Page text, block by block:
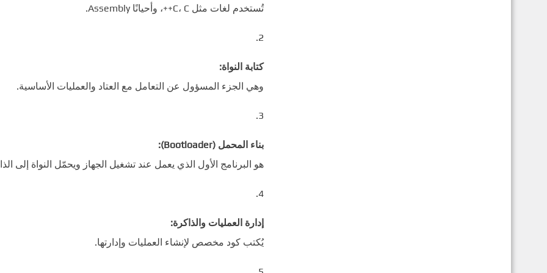
تُستخدم لغات مثل C، C++، وأحيانًا Assembly.
كتابة النواة:
وهي الجزء المسؤول عن التعامل مع العتاد والعمليات الأساسية.
بناء المحمل (Bootloader):
هو البرنامج الأول الذي يعمل عند تشغيل الجهاز ويحمّل النواة إلى
إدارة العمليات والذاكرة:
يُكتب كود مخصص لإنشاء العمليات وإدارتها.